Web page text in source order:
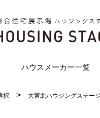
ハウスメーカー一覧
択 大宮北ハウジングステー